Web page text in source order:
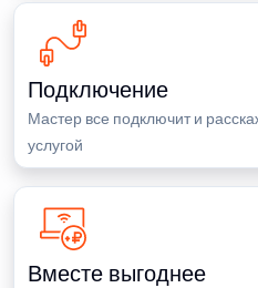
Подключение
Мастер все подключит и
услугой
Вместе выгоднее